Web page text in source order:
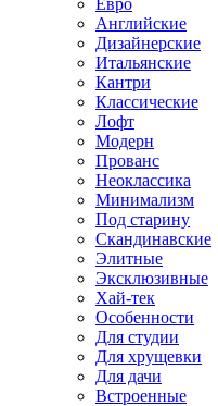
Евро
Английские
Дизайнерские
Итальянские
Кантри
Классические
Лофт
Модерн
Прованс
Неоклассика
Минимализм
Под старину
Скандинавские
Элитные
Эксклюзивные
Хай-тек
Особенности
Для студии
Для хрущевки
Для дачи
Встроенные